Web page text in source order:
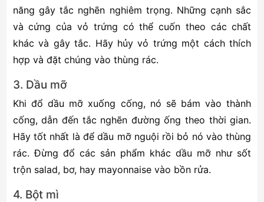
năng gây tắc nghẽn nghiêm trọng. Những cạnh sắc
và cứng của vỏ trứng có thể cuốn theo các chất
khác và gây tắc. Hãy hủy vỏ trứng một cách thích
hợp và đặt chúng vào thùng rác.
3. Dầu mỡ
Khi đổ dầu mỡ xuống cống, nó sẽ bám vào thành
cống, dẫn đến tắc nghẽn đường ống theo thời gian.
Hãy tốt nhất là để dầu mỡ nguội rồi bỏ nó vào thùng
rác. Đừng đổ các sản phẩm khác dầu mỡ như sốt
trộn salad, bơ, hay mayonnaise vào bồn rửa.
4. Bột mì